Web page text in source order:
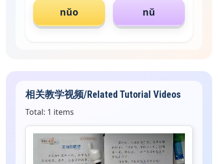
nǔo nǔ
相关教学视频/Related Tutorial Videos
Total: 1 items